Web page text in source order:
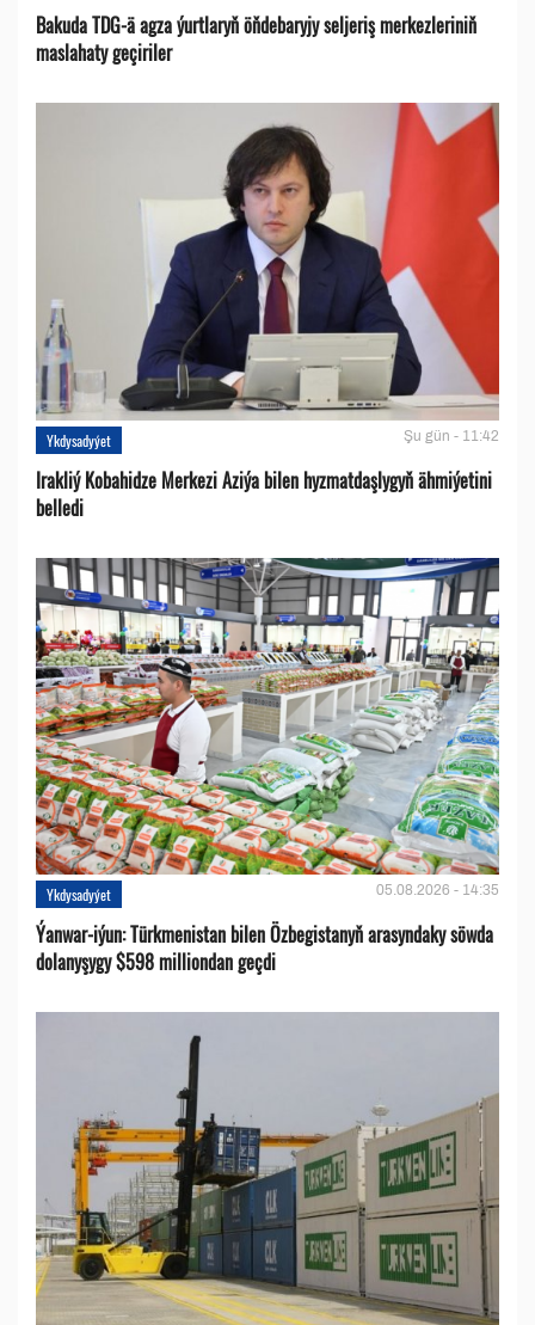
Bakuda TDG-ä agza ýurtlaryň öňdebaryjy seljeriş merkezleriniň
maslahaty geçiriler
Ykdysadyýet Şu gün - 11:42
Irakliý Kobahidze Merkezi Aziýa bilen hyzmatdaşlygyň ähmiýetini
belledi
Ykdysadyýet 05.08.2026 - 14:35
Ýanwar-iýun: Türkmenistan bilen Özbegistanyň arasyndaky söwda
dolanyşygy $598 milliondan geçdi